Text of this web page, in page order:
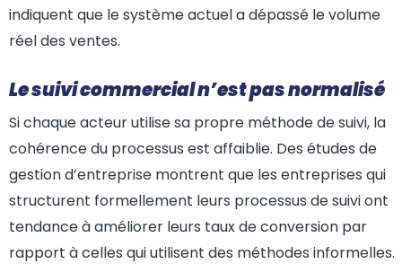
indiquent que le système actuel a dépassé le volume
réel des ventes.
Le suivi commercial n’est pas normalisé
Si chaque acteur utilise sa propre méthode de suivi, la
cohérence du processus est affaiblie. Des études de
gestion d’entreprise montrent que les entreprises qui
structurent formellement leurs processus de suivi ont
tendance à améliorer leurs taux de conversion par
rapport à celles qui utilisent des méthodes informelles.